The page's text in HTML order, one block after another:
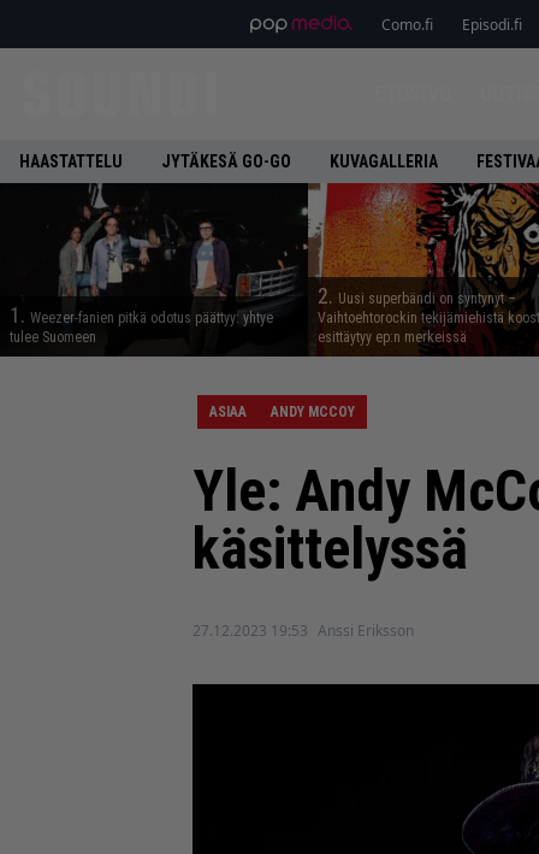
Como.fi Episodi.fi
HAASTATTELU JYTÄKESÄ GO-GO KUVAGALLERIA
1. Weezer-fanien pitkä odotus päättyy: yhtye
tulee Suomeen
2. Uusi superbändi on syntynyt –
Vaihtoehtorockin tekijämiehistä
esittäytyy ep:n merkeissä
ASIAA ANDY MCCOY
Yle: Andy
käsittelyssä
27.12.2023 19:53 Anssi Eriksson